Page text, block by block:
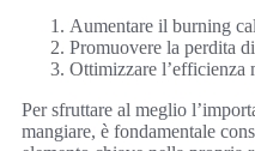
Aumentare il burning
Promuovere la perdita
Ottimizzare l’efficienza
Per sfruttare al meglio
mangiare, è fondamentale